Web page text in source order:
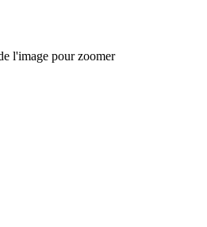
l'image pour zoomer